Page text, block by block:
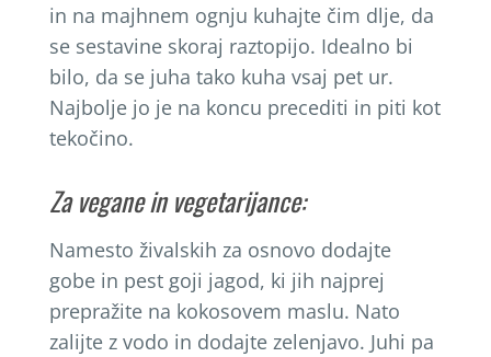
in na majhnem ognju kuhajte čim dlje, da
se sestavine skoraj raztopijo. Idealno bi
bilo, da se juha tako kuha vsaj pet ur.
Najbolje jo je na koncu precediti in piti kot
tekočino.
Za vegane in vegetarijance:
Namesto živalskih za osnovo dodajte
gobe in pest goji jagod, ki jih najprej
prepražite na kokosovem maslu. Nato
zalijte z vodo in dodajte zelenjavo. Juhi pa